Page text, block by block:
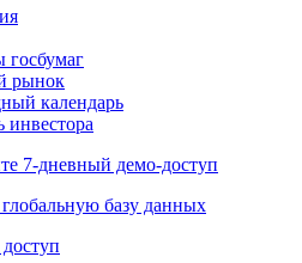
событий
рынок
инвестора
7-дневный